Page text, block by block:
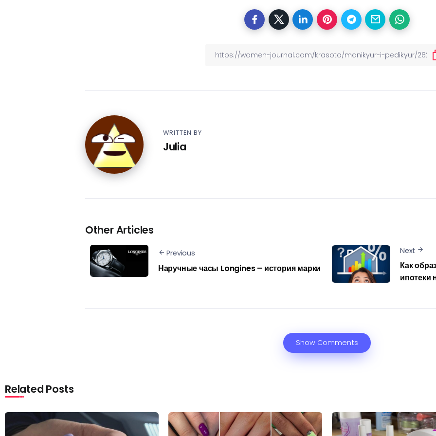
WRITTEN BY
Julia
Other Articles
Previous
Наручные часы Longines – история марки
Next
Как
ипотеки
Show Comments
Related Posts